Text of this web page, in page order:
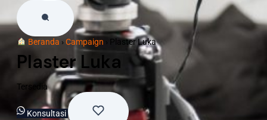
Beranda ›Campaign Plaster Luka
Plaster Luka
Tersedia
Konsultasi